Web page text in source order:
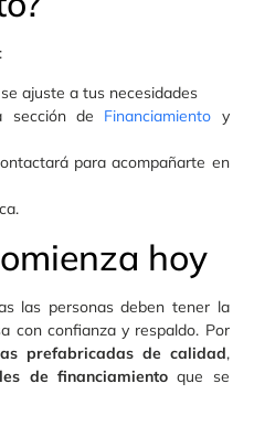
ajuste a tus necesidades
sección de Financiamiento y
para acompañarte en
hoy
las personas deben tener la
con confianza y respaldo. Por
prefabricadas de calidad,
de financiamientoque se